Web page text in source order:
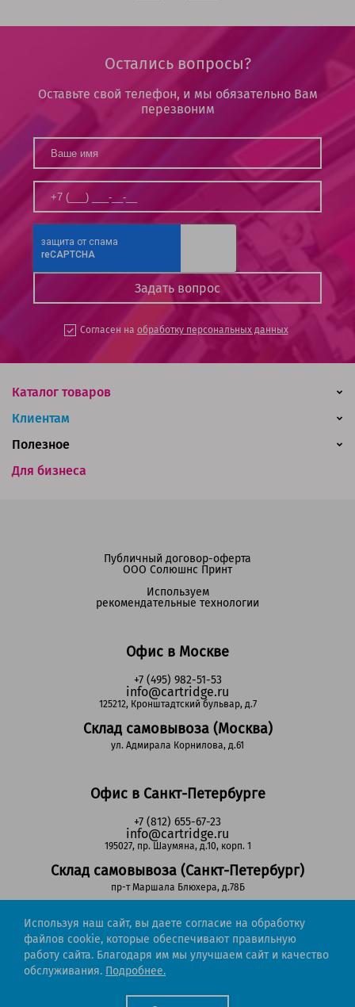
Остались вопросы?
Оставьте свой телефон, и мы обязательно Вам
перезвоним
Согласен на обработку персональных данных
Каталог товаров
Клиентам
Для бизнеса
Полезное
Офис в Москве
+7 (495) 982-51-53
info@cartridge.ru
125212, Кронштадтский бульвар, д.7
Склад самовывоза (Москва)
ул. Адмирала Корнилова, д.61
Офис в Санкт-Петербурге
+7 (812) 655-67-23
info@cartridge.ru
195027, пр. Шаумяна, д.10, корп. 1
Склад самовывоза (Санкт-Петербург)
пр-т Маршала Блюхера, д.78Б
Регионы РФ
8-800-302-51-53
(звонок бесплатный)
Публичный договор-оферта
ООО Солюшнс Принт
Используем
рекомендательные технологии
Используя наш сайт, вы даете согласие на обработку
файлов cookie, которые обеспечивают правильную
работу сайта. Благодаря им мы улучшаем сайт и качество
обслуживания. Подробнее.